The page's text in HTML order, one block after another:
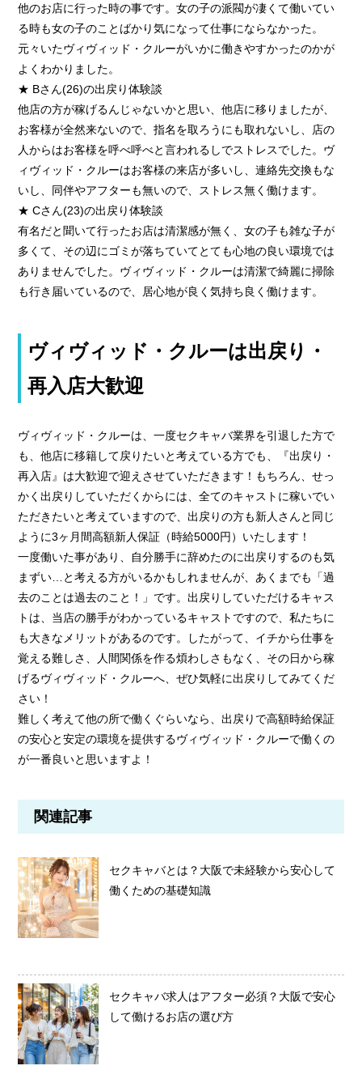
他のお店に行った時の事です。女の子の派閥が凄くて働いてい
る時も女の子のことばかり気になって仕事にならなかった。
元々いたヴィヴィッド・クルーがいかに働きやすかったのかが
よくわかりました。
★ Bさん(26)の出戻り体験談
他店の方が稼げるんじゃないかと思い、他店に移りましたが、
お客様が全然来ないので、指名を取ろうにも取れないし、店の
人からはお客様を呼べ呼べと言われるしでストレスでした。ヴ
ィヴィッド・クルーはお客様の来店が多いし、連絡先交換もな
いし、同伴やアフターも無いので、ストレス無く働けます。
★ Cさん(23)の出戻り体験談
有名だと聞いて行ったお店は清潔感が無く、女の子も雑な子が
多くて、その辺にゴミが落ちていてとても心地の良い環境では
ありませんでした。ヴィヴィッド・クルーは清潔で綺麗に掃除
も行き届いているので、居心地が良く気持ち良く働けます。
ヴィヴィッド・クルーは出戻り・
再入店大歓迎
ヴィヴィッド・クルーは、一度セクキャバ業界を引退した方で
も、他店に移籍して戻りたいと考えている方でも、『出戻り・
再入店』は大歓迎で迎えさせていただきます！もちろん、せっ
かく出戻りしていただくからには、全てのキャストに稼いでい
ただきたいと考えていますので、出戻りの方も新人さんと同じ
ように3ヶ月間高額新人保証（時給5000円）いたします！
一度働いた事があり、自分勝手に辞めたのに出戻りするのも気
まずい…と考える方がいるかもしれませんが、あくまでも「過
去のことは過去のこと！」です。出戻りしていただけるキャス
トは、当店の勝手がわかっているキャストですので、私たちに
も大きなメリットがあるのです。したがって、イチから仕事を
覚える難しさ、人間関係を作る煩わしさもなく、その日から稼
げるヴィヴィッド・クルーへ、ぜひ気軽に出戻りしてみてくだ
さい！
難しく考えて他の所で働くぐらいなら、出戻りで高額時給保証
の安心と安定の環境を提供するヴィヴィッド・クルーで働くの
が一番良いと思いますよ！
関連記事
セクキャバとは？大阪で未経験から安心して
働くための基礎知識
セクキャバ求人はアフター必須？大阪で安心
して働けるお店の選び方